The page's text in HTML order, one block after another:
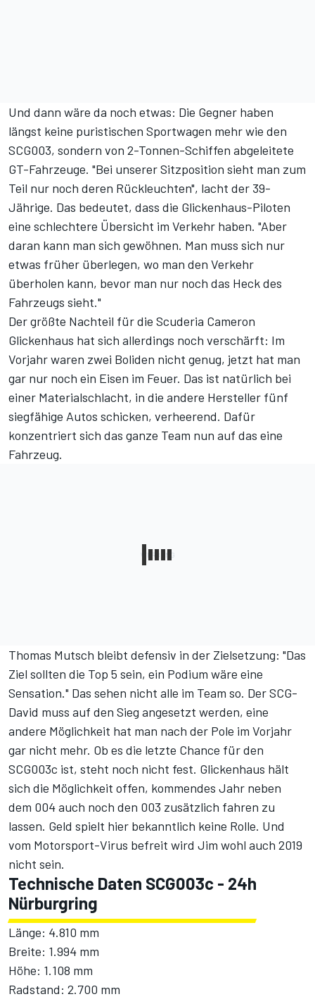
Und dann wäre da noch etwas: Die Gegner haben
längst keine puristischen Sportwagen mehr wie den
SCG003, sondern von 2-Tonnen-Schiffen abgeleitete
GT-Fahrzeuge. "Bei unserer Sitzposition sieht man zum
Teil nur noch deren Rückleuchten", lacht der 39-
Jährige. Das bedeutet, dass die Glickenhaus-Piloten
eine schlechtere Übersicht im Verkehr haben. "Aber
daran kann man sich gewöhnen. Man muss sich nur
etwas früher überlegen, wo man den Verkehr
überholen kann, bevor man nur noch das Heck des
Fahrzeugs sieht."
Der größte Nachteil für die Scuderia Cameron
Glickenhaus hat sich allerdings noch verschärft: Im
Vorjahr waren zwei Boliden nicht genug, jetzt hat man
gar nur noch ein Eisen im Feuer. Das ist natürlich bei
einer Materialschlacht, in die andere Hersteller fünf
siegfähige Autos schicken, verheerend. Dafür
konzentriert sich das ganze Team nun auf das eine
Fahrzeug.
Thomas Mutsch bleibt defensiv in der Zielsetzung: "Das
Ziel sollten die Top 5 sein, ein Podium wäre eine
Sensation." Das sehen nicht alle im Team so. Der SCG-
David muss auf den Sieg angesetzt werden, eine
andere Möglichkeit hat man nach der Pole im Vorjahr
gar nicht mehr. Ob es die letzte Chance für den
SCG003c ist, steht noch nicht fest. Glickenhaus hält
sich die Möglichkeit offen, kommendes Jahr neben
dem 004 auch noch den 003 zusätzlich fahren zu
lassen. Geld spielt hier bekanntlich keine Rolle. Und
vom Motorsport-Virus befreit wird Jim wohl auch 2019
nicht sein.
Technische Daten SCG003c - 24h
Nürburgring
Länge: 4.810 mm
Breite: 1.994 mm
Höhe: 1.108 mm
Radstand: 2.700 mm